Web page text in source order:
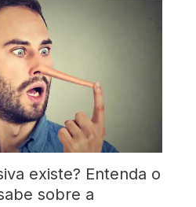
existe? Entenda o
sobre a